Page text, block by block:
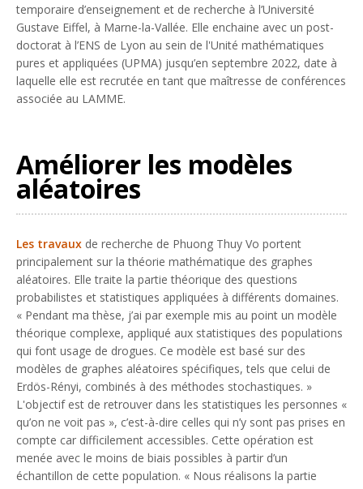
temporaire d’enseignement et de recherche à l’Université
Gustave Eiffel, à Marne-la-Vallée. Elle enchaine avec un post-
doctorat à l’ENS de Lyon au sein de l'Unité mathématiques
pures et appliquées (UPMA) jusqu’en septembre 2022, date à
laquelle elle est recrutée en tant que maîtresse de conférences
associée au LAMME.
Améliorer les modèles
aléatoires
Les travaux de recherche de Phuong Thuy Vo portent
principalement sur la théorie mathématique des graphes
aléatoires. Elle traite la partie théorique des questions
probabilistes et statistiques appliquées à différents domaines.
« Pendant ma thèse, j’ai par exemple mis au point un modèle
théorique complexe, appliqué aux statistiques des populations
qui font usage de drogues. Ce modèle est basé sur des
modèles de graphes aléatoires spécifiques, tels que celui de
Erdös-Rényi, combinés à des méthodes stochastiques. »
L'objectif est de retrouver dans les statistiques les personnes «
qu’on ne voit pas », c’est-à-dire celles qui n’y sont pas prises en
compte car difficilement accessibles. Cette opération est
menée avec le moins de biais possibles à partir d’un
échantillon de cette population. « Nous réalisons la partie